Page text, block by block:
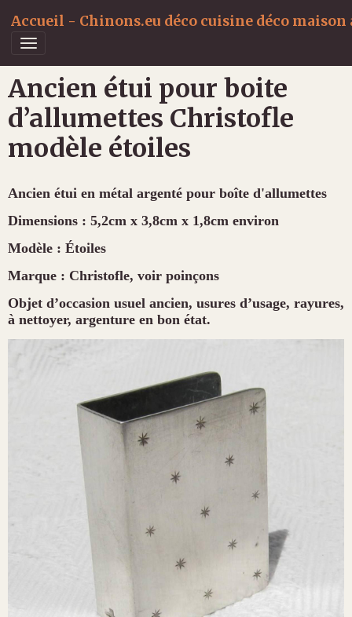
Accueil - Chinons.eu déco cuisine déco
Ancien étui pour boite
d’allumettes Christofle
modèle étoiles
Ancien étui en métal argenté pour boîte d'allumettes
Dimensions : 5,2cm x 3,8cm x 1,8cm environ
Modèle : Étoiles
Marque : Christofle, voir poinçons
Objet d’occasion usuel ancien, usures d’usage, rayures,
à nettoyer, argenture en bon état.